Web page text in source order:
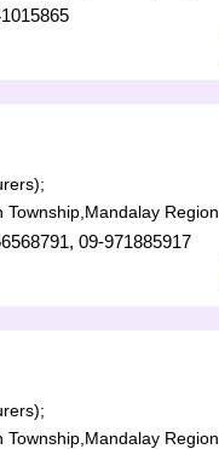
Township,Mandalay Region
09-971885917
Township,Mandalay Region